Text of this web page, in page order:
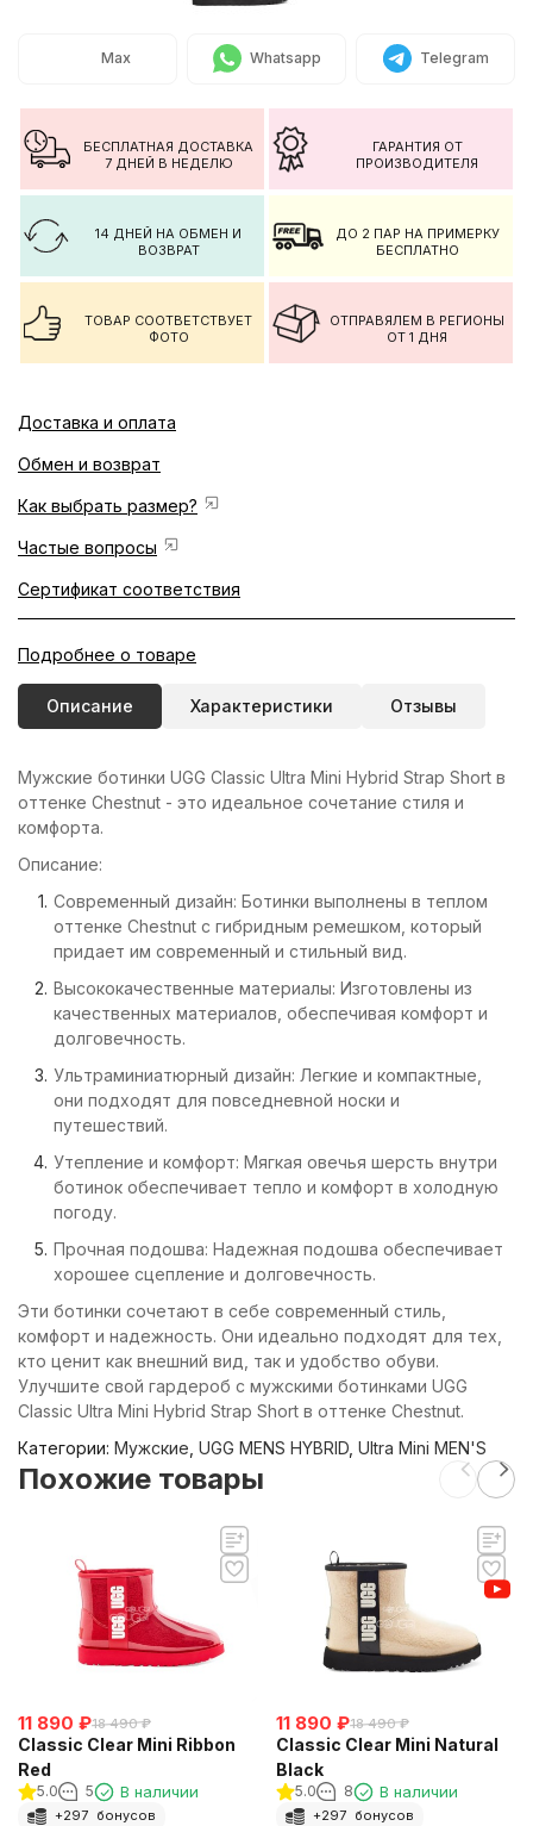
Max Whatsapp Telegram
БЕСПЛАТНАЯ ДОСТАВКА
7 ДНЕЙ В НЕДЕЛЮ
ГАРАНТИЯ ОТ
ПРОИЗВОДИТЕЛЯ
14 ДНЕЙ НА ОБМЕН И
ВОЗВРАТ
ДО 2 ПАР НА ПРИМЕРКУ
БЕСПЛАТНО
ТОВАР СООТВЕТСТВУЕТ
ФОТО
ОТПРАВЯЛЕМ В РЕГИОНЫ
ОТ 1 ДНЯ
Доставка и оплата
Обмен и возврат
Как выбрать размер?
Частые вопросы
Сертификат соответствия
Подробнее о товаре
Описание Характеристики Отзывы
Мужские ботинки UGG Classic Ultra Mini Hybrid Strap Short в
оттенке Chestnut - это идеальное сочетание стиля и
комфорта.
Описание:
Современный дизайн: Ботинки выполнены в теплом
оттенке Chestnut с гибридным ремешком, который
придает им современный и стильный вид.
Высококачественные материалы: Изготовлены из
качественных материалов, обеспечивая комфорт и
долговечность.
Ультраминиатюрный дизайн: Легкие и компактные,
они подходят для повседневной носки и
путешествий.
Утепление и комфорт: Мягкая овечья шерсть внутри
ботинок обеспечивает тепло и комфорт в холодную
погоду.
Прочная подошва: Надежная подошва обеспечивает
хорошее сцепление и долговечность.
Эти ботинки сочетают в себе современный стиль,
комфорт и надежность. Они идеально подходят для тех,
кто ценит как внешний вид, так и удобство обуви.
Улучшите свой гардероб с мужскими ботинками UGG
Classic Ultra Mini Hybrid Strap Short в оттенке Chestnut.
Категории: Мужские UGG MENS HYBRID Ultra Mini MEN'S
Похожие товары
11 890 ₽18 490 ₽
Classic Clear Mini Ribbon
Red
5.0 5 В наличии
+297 бонусов
11 890 ₽18 490 ₽
Classic Clear Mini Natural
Black
5.0 8 В наличии
+297 бонусов